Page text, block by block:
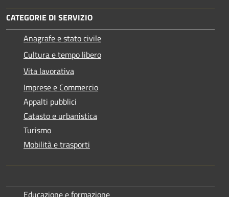
CATEGORIE DI SERVIZIO
Anagrafe e stato civile
Cultura e tempo libero
Vita lavorativa
Imprese e Commercio
Appalti pubblici
Catasto e urbanistica
Turismo
Mobilità e trasporti
Educazione e formazione